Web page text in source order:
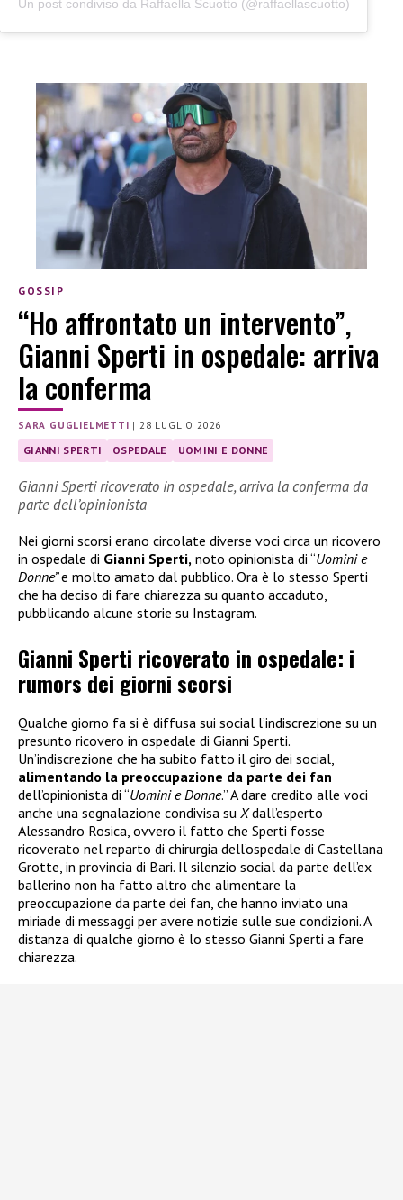
Un post condiviso da Raffaella Scuotto (@raffaellascuotto)
GOSSIP
“Ho affrontato un intervento”,
Gianni Sperti in ospedale: arriva
la conferma
SARA GUGLIELMETTI | 28 LUGLIO 2026
GIANNI SPERTI OSPEDALE UOMINI E DONNE
Gianni Sperti ricoverato in ospedale, arriva la conferma da
parte dell’opinionista
Nei giorni scorsi erano circolate diverse voci circa un ricovero
in ospedale di Gianni Sperti, noto opinionista di “Uomini e
Donne”e molto amato dal pubblico. Ora è lo stesso Sperti
che ha deciso di fare chiarezza su quanto accaduto,
pubblicando alcune storie su Instagram.
Gianni Sperti ricoverato in ospedale: i
rumors dei giorni scorsi
Qualche giorno fa si è diffusa sui social l’indiscrezione su un
presunto ricovero in ospedale di Gianni Sperti.
Un’indiscrezione che ha subito fatto il giro dei social,
alimentando la preoccupazione da parte dei fan
dell’opinionista di “Uomini e Donne.” A dare credito alle voci
anche una segnalazione condivisa su Xdall’esperto
Alessandro Rosica, ovvero il fatto che Sperti fosse
ricoverato nel reparto di chirurgia dell’ospedale di Castellana
Grotte, in provincia di Bari. Il silenzio social da parte dell’ex
ballerino non ha fatto altro che alimentare la
preoccupazione da parte dei fan, che hanno inviato una
miriade di messaggi per avere notizie sulle sue condizioni. A
distanza di qualche giorno è lo stesso Gianni Sperti a fare
chiarezza.